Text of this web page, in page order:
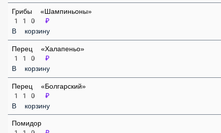
Маслины
110 ₽
В корзину
Грибы «Шампиньоны»
110 ₽
В корзину
Перец «Халапеньо»
110 ₽
В корзину